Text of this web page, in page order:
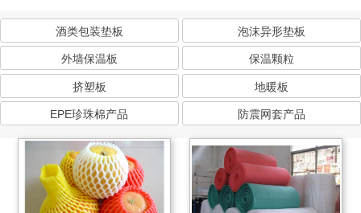
酒类包装垫板 泡沫异形垫板
外墙保温板 保温颗粒
挤塑板 地暖板
EPE珍珠棉产品 防震网套产品